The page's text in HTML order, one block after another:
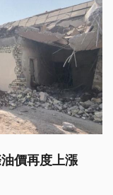
價再度上漲